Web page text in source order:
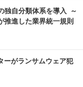
独自分類体系を導入 ～
進した業界統一規則
ーがランサムウェア犯